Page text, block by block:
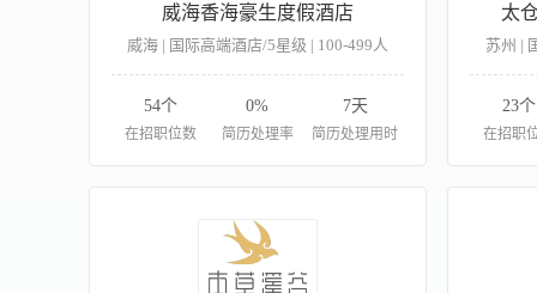
威海香海豪生度假酒店
威海 | 国际高端酒店/5星级 | 100-499人
54个
在招职位数
0%
简历处理率
7天
简历处理用时
太
苏州 |
23个
在招职